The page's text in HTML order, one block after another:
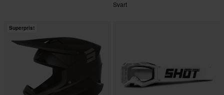
Svart
Superpris!